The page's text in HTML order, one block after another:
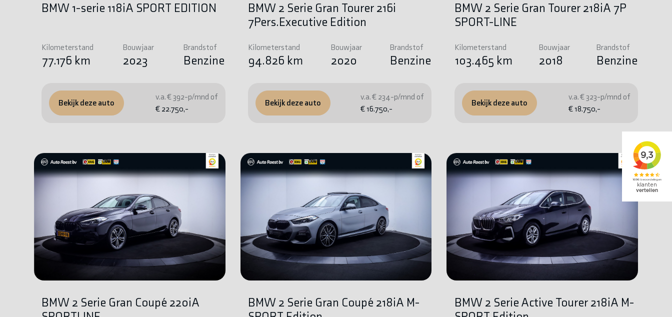
BMW 1-serie 118iA SPORT EDITION
Kilometerstand
77.176 km
Bouwjaar
2023
Brandstof
Benzine
v.a. € 392-p/mnd of
€ 22.750,-
Bekijk deze auto
BMW 2 Serie Gran Tourer 216i
7Pers.Executive Edition
Kilometerstand
94.826 km
Bouwjaar
2020
Brandstof
Benzine
v.a. € 234-p/mnd of
€ 16.750,-
Bekijk deze auto
BMW 2 Serie Gran Tourer 218iA 7P
SPORT-LINE
Kilometerstand
103.465 km
Bouwjaar
2018
Brandstof
Benzine
v.a. € 323-p/mnd of
€ 18.750,-
Bekijk deze auto
BMW 2 Serie Gran Coupé 220iA
BMW 2 Serie Gran Coupé 218iA M-
BMW 2 Serie Active Tourer 218iA M-